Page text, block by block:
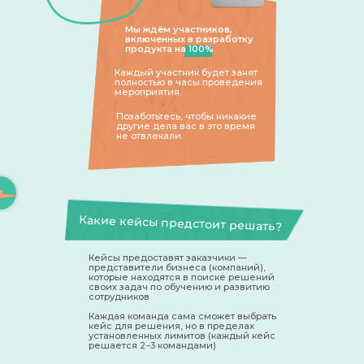
Какие кейсы предстоит решать?
Кейсы предоставят заказчики —
представители бизнеса (компаний),
которые находятся в поиске решений
своих задач по обучению и развитию
сотрудников
Каждая команда сама сможет выбрать
кейс для решения, но в пределах
установленных лимитов (каждый кейс
решается 2−3 командами)
Мы ждём участников,
включенных в разработку
продукта на 100%
Каждый участник будет занят
полностью в часы проведения
мероприятия.
Позаботьтесь, чтобы никакие
другие дела вас в это время
не отвлекали.